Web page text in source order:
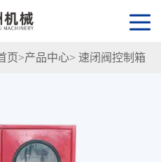
页>产品中心> 速闭阀控制箱